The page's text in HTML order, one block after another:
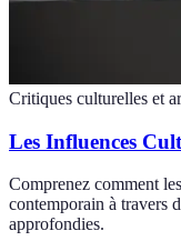
Critiques culturelles et
Les Influences
Comprenez comment
contemporain à travers
approfondies.